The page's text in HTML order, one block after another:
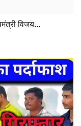
विजय...